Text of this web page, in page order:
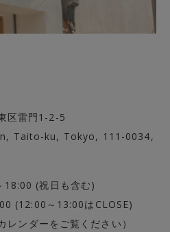
区雷門1-2-5
Taito-ku, Tokyo, 111-0034,
18:00 (祝日も含む)
(12:00～13:00はCLOSE)
ンダーをご覧ください）